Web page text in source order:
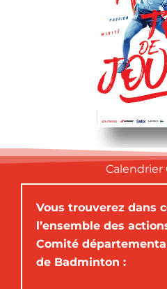
Calendrier
Vous trouverez dans
l’ensemble des
Comité
de Badminton :